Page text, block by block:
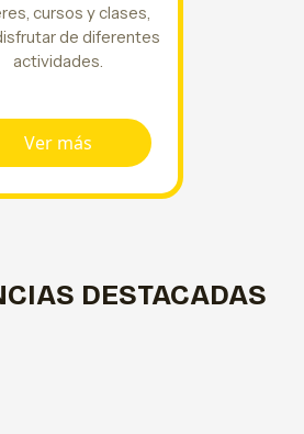
cursos y clases,
de diferentes
actividades.
Ver más
DESTACADAS